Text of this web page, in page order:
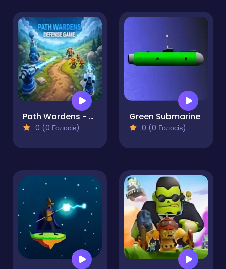
Path Wardens - Defense Game
0 (0 Голосів)
Green Submarine
0 (0 Голосів)